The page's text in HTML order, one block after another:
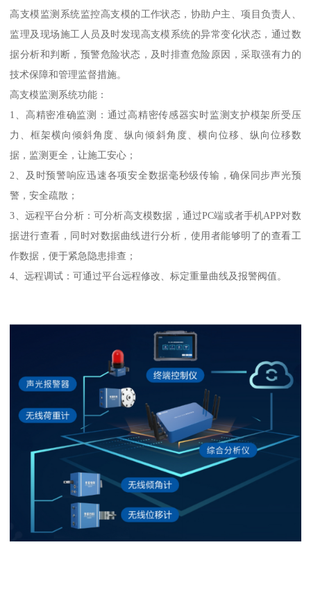
高支模监测系统监控高支模的工作状态，协助户主、项目负责人、
监理及现场施工人员及时发现高支模系统的异常变化状态，通过数
据分析和判断，预警危险状态，及时排查危险原因，采取强有力的
技术保障和管理监督措施。
高支模监测系统功能：
1、高精密准确监测：通过高精密传感器实时监测支护模架所受压
力、框架横向倾斜角度、纵向倾斜角度、横向位移、纵向位移数
据，监测更全，让施工安心；
2、及时预警响应迅速各项安全数据毫秒级传输，确保同步声光预
警，安全疏散；
3、远程平台分析：可分析高支模数据，通过PC端或者手机APP对数
据进行查看，同时对数据曲线进行分析，使用者能够明了的查看工
作数据，便于紧急隐患排查；
4、远程调试：可通过平台远程修改、标定重量曲线及报警阀值。